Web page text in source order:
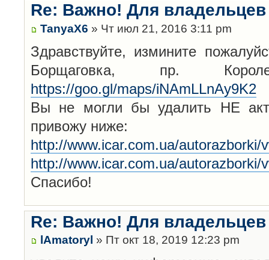
Re: Важно! Для владельцев
TanyaX6 » Чт июл 21, 2016 3:11 pm
Здравствуйте, измините
Борщаговка, пр.
https://goo.gl/maps/iNAmLLnAy9K2
Вы не могли бы удалить НЕ
привожу ниже:
http://www.icar.com.ua/autorazborki/
http://www.icar.com.ua/autorazborki/
Спасибо!
Re: Важно! Для владельцев
lAmatoryl » Пт окт 18, 2019 12:23 pm